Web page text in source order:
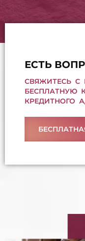
ЕСТЬ
СВЯЖИТЕСЬ
БЕСПЛАТНУЮ
КРЕДИТНОГО